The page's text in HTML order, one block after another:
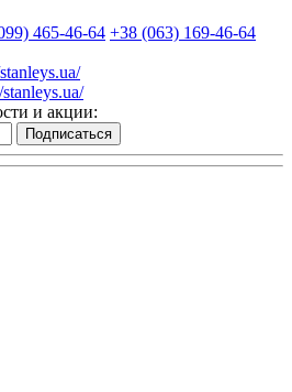
465-46-64 +38 (063) 169-46-64
и акции:
Подписаться